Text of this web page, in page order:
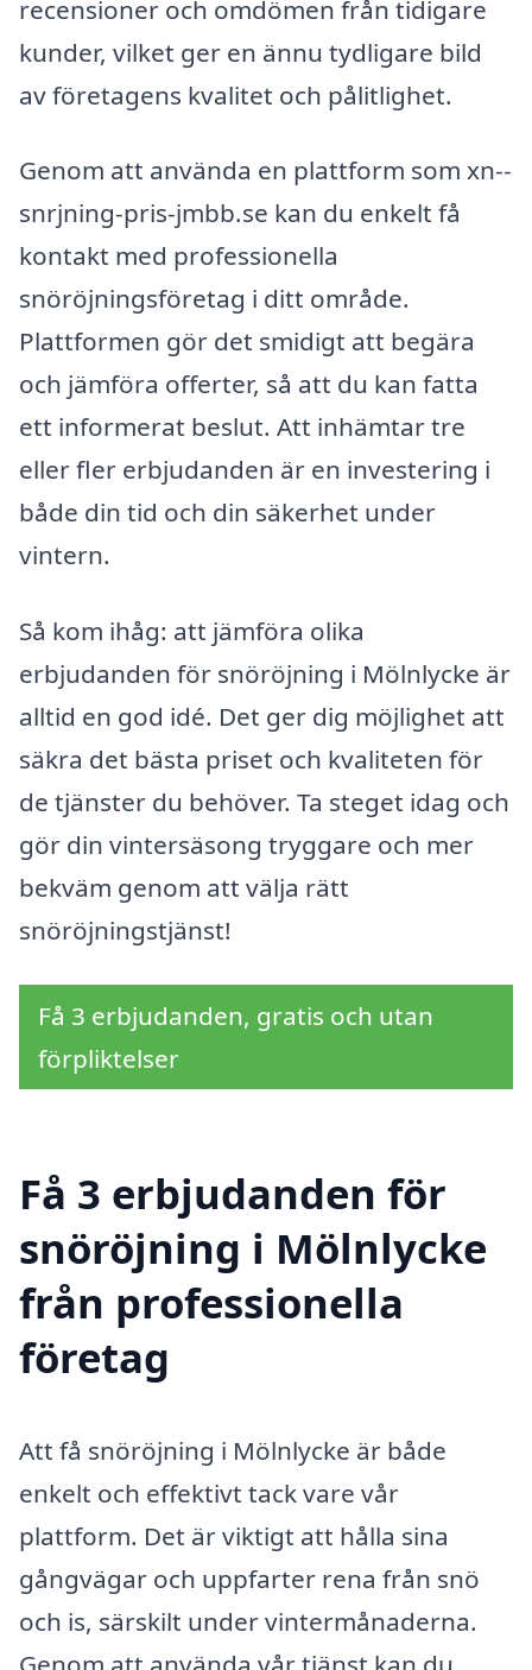
recensioner och omdömen från tidigare
kunder, vilket ger en ännu tydligare bild
av företagens kvalitet och pålitlighet.
Genom att använda en plattform som xn--
snrjning-pris-jmbb.se kan du enkelt få
kontakt med professionella
snöröjningsföretag i ditt område.
Plattformen gör det smidigt att begära
och jämföra offerter, så att du kan fatta
ett informerat beslut. Att inhämtar tre
eller fler erbjudanden är en investering i
både din tid och din säkerhet under
vintern.
Så kom ihåg: att jämföra olika
erbjudanden för snöröjning i Mölnlycke är
alltid en god idé. Det ger dig möjlighet att
säkra det bästa priset och kvaliteten för
de tjänster du behöver. Ta steget idag och
gör din vintersäsong tryggare och mer
bekväm genom att välja rätt
snöröjningstjänst!
Få 3 erbjudanden, gratis och utan
förpliktelser
Få 3 erbjudanden för
snöröjning i Mölnlycke
från professionella
företag
Att få snöröjning i Mölnlycke är både
enkelt och effektivt tack vare vår
plattform. Det är viktigt att hålla sina
gångvägar och uppfarter rena från snö
och is, särskilt under vintermånaderna.